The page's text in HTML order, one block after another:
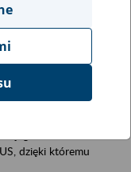
dzięki któremu